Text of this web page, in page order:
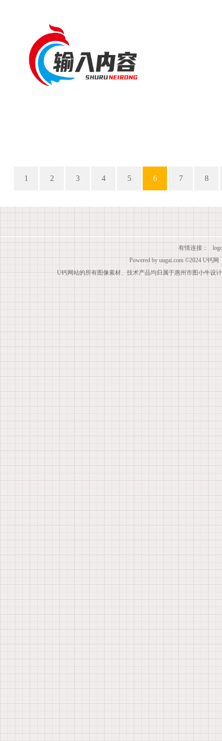
1 2 3 4 5 6 7 8
有情连接：
Powered by uugai.com ©2024 U钙网
U钙网站的所有图像素材、技术产品均归属于惠州市图小牛设